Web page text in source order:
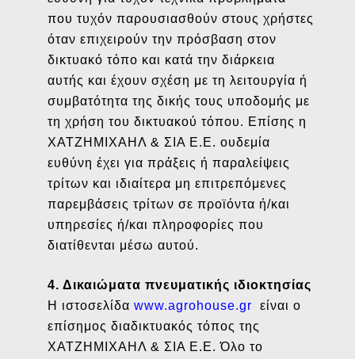
που τυχόν παρουσιασθούν στους χρήστες
όταν επιχειρούν την πρόσβαση στον
δικτυακό τόπο και κατά την διάρκεια
αυτής και έχουν σχέση με τη λειτουργία ή
συμβατότητα της δικής τους υποδομής με
τη χρήση του δικτυακού τόπου. Επίσης η
ΧΑΤΖΗΜΙΧΑΗΛ & ΣΙΑ Ε.Ε. ουδεμία
ευθύνη έχει για πράξεις ή παραλείψεις
τρίτων και ιδιαίτερα μη επιτρεπόμενες
παρεμβάσεις τρίτων σε προϊόντα ή/και
υπηρεσίες ή/και πληροφορίες που
διατίθενται μέσω αυτού.
4. Δικαιώματα πνευματικής ιδιοκτησίας
Η ιστοσελίδα www.agrohouse.gr είναι ο
επίσημος διαδικτυακός τόπος της
ΧΑΤΖΗΜΙΧΑΗΛ & ΣΙΑ Ε.Ε. Όλο το